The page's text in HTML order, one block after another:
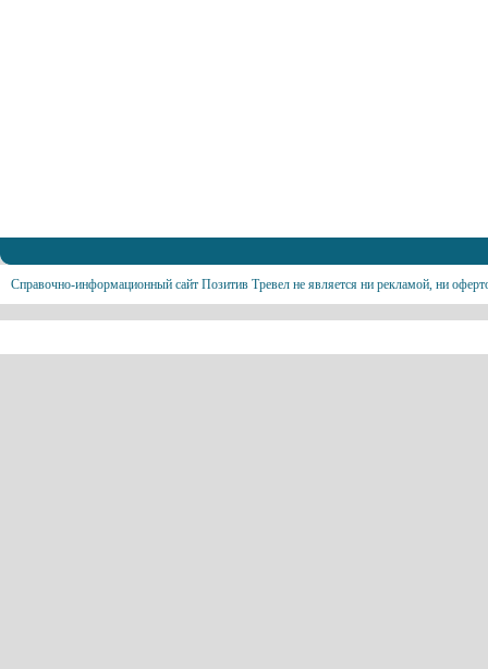
Справочно-информационный сайт Позитив Тревел не является ни рекламой, ни